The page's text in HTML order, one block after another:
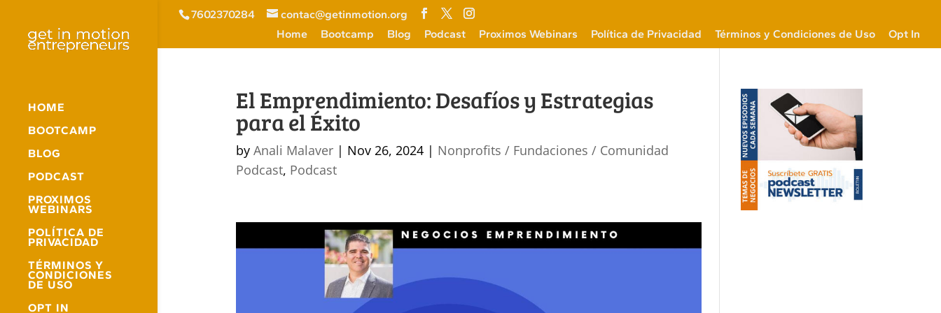
7602370284
contac@getinmotion.org
Home
Bootcamp Blog Podcast Proximos Webinars Política de Privacidad Términos y Condiciones de Uso Opt In
HOME
BOOTCAMP
BLOG
PODCAST
PROXIMOS
WEBINARS
POLÍTICA DE
PRIVACIDAD
TÉRMINOS Y
CONDICIONES
DE USO
OPT IN
El Emprendimiento: Desafíos y Estrategias
para el Éxito
by Anali Malaver| Nov 26, 2024| Nonprofits / Fundaciones / Comunidad
Podcast, Podcast